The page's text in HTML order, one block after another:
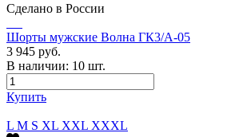
Сделано в России
Шорты мужские Волна ГК3/А-05
3 945 руб.
В наличии: 10 шт.
Купить
L M S XL XXL XXXL